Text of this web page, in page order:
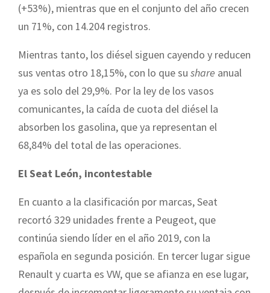
(+53%), mientras que en el conjunto del año crecen
un 71%, con 14.204 registros.
Mientras tanto, los diésel siguen cayendo y reducen
sus ventas otro 18,15%, con lo que su share anual
ya es solo del 29,9%. Por la ley de los vasos
comunicantes, la caída de cuota del diésel la
absorben los gasolina, que ya representan el
68,84% del total de las operaciones.
El Seat León, incontestable
En cuanto a la clasificación por marcas, Seat
recortó 329 unidades frente a Peugeot, que
continúa siendo líder en el año 2019, con la
española en segunda posición. En tercer lugar sigue
Renault y cuarta es VW, que se afianza en ese lugar,